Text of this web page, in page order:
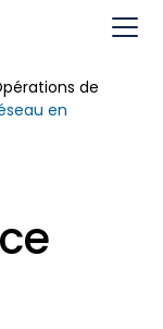
de
en